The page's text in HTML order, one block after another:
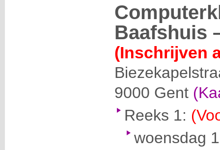
Baafshuis
(Inschrijven
9000 Gent
Reeks 1:
woensdag